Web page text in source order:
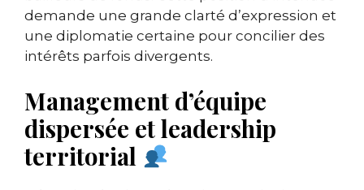
demande une grande clarté d’expression et
une diplomatie certaine pour concilier des
intérêts parfois divergents.
Management d’équipe
dispersée et leadership
territorial